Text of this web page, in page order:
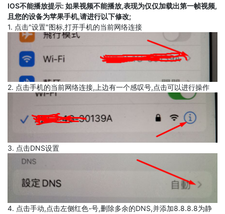
IOS不能播放提示: 如果视频不能播放,表现为仅仅加载出第一帧视频,
且您的设备为苹果手机,请进行以下修改;
1. 点击"设置"图标,打开手机的当前网络连接
2. 点击手机的当前网络连接,上边有一个感叹号,点击可以进行操作
3. 点击DNS设置
4. 点击手动,点击左侧红色-号,删除多余的DNS,并添加8.8.8.8为静